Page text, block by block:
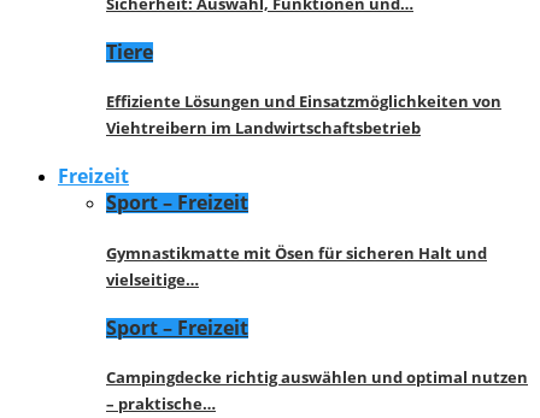
Tiere
Effiziente Lösungen und Einsatzmöglichkeiten von
Viehtreibern im Landwirtschaftsbetrieb
Freizeit
Sport – Freizeit
Gymnastikmatte mit Ösen für sicheren Halt und
vielseitige…
Sport – Freizeit
Campingdecke richtig auswählen und optimal nutzen
– praktische…